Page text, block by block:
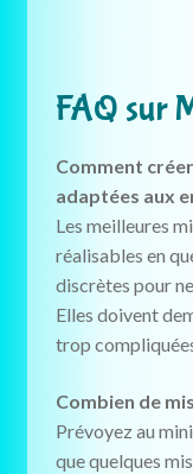
FAQ sur
Comment
adaptées aux
Les meilleures
réalisables en
discrètes pour
Elles doivent
trop
Combien de
Prévoyez au
que quelques